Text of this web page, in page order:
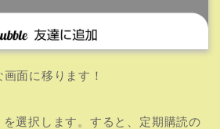
面に移ります！
を選択します。すると、定期購読の